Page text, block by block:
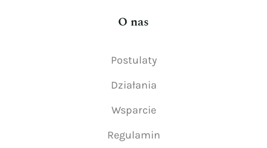
O nas
Postulaty
Działania
Wsparcie
Regulamin